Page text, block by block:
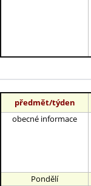
předmět/týden
obecné informace
Pondělí